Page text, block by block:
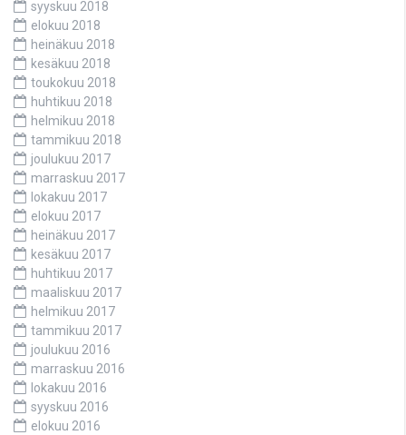
syyskuu 2018
elokuu 2018
heinäkuu 2018
kesäkuu 2018
toukokuu 2018
huhtikuu 2018
helmikuu 2018
tammikuu 2018
joulukuu 2017
marraskuu 2017
lokakuu 2017
elokuu 2017
heinäkuu 2017
kesäkuu 2017
huhtikuu 2017
maaliskuu 2017
helmikuu 2017
tammikuu 2017
joulukuu 2016
marraskuu 2016
lokakuu 2016
syyskuu 2016
elokuu 2016